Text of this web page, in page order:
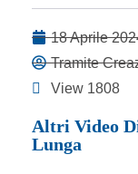
18 Aprile
Tramite
View 1808
Altri Video
Lunga